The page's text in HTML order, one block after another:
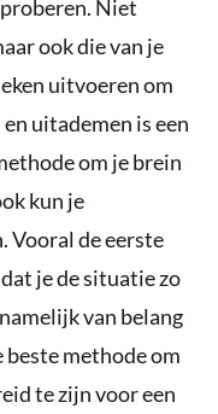
Niet
ook die van je
uitvoeren om
uitademen is een
om je brein
kun je
Vooral de eerste
je de situatie zo
van belang
methode om
te zijn voor een